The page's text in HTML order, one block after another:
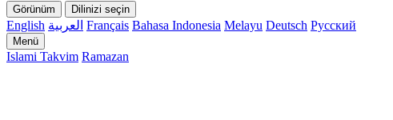
Görünüm Dilinizi seçin
English العربية Français Bahasa Indonesia Melayu Deutsch Русский
Menü
Islami Takvim Ramazan